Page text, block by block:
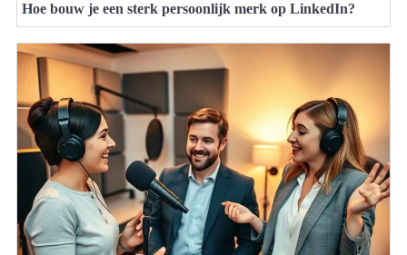
Hoe bouw je een sterk persoonlijk merk op LinkedIn?